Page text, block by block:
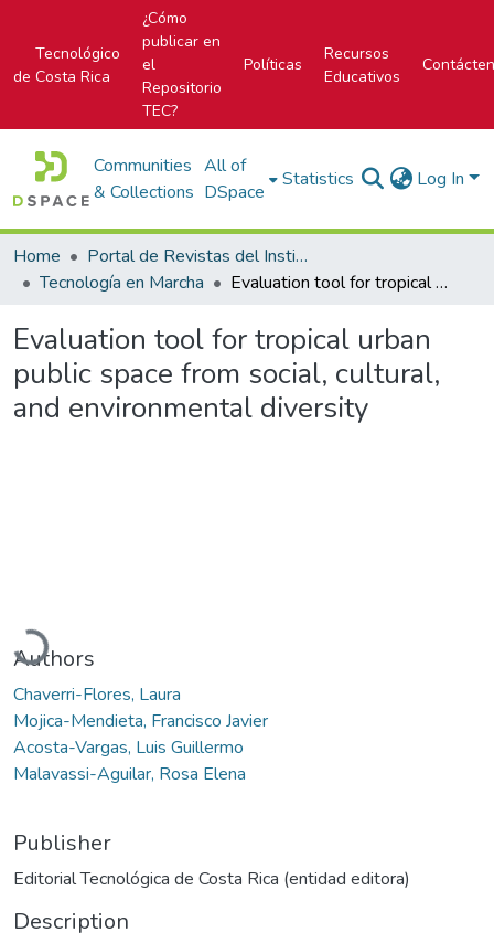
Tecnológico
de Costa Rica
¿Cómo
publicar en
el
Repositorio
TEC?
Políticas
Recursos
Educativos
Communities
& Collections
All of
DSpace
Statistics Log In
Home
Portal de Revistas del Instituto Tecnológico de Costa Rica
Tecnología en Marcha
Evaluation tool for tropical urban public space from social, cultural, and environmental diversity
Evaluation tool for tropical urban
public space from social, cultural,
and environmental diversity
Loading...
Authors
Chaverri-Flores, Laura
Mojica-Mendieta, Francisco Javier
Acosta-Vargas, Luis Guillermo
Malavassi-Aguilar, Rosa Elena
Publisher
Editorial Tecnológica de Costa Rica (entidad editora)
Description